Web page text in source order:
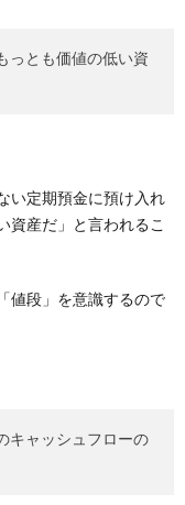
っとも価値の低い資
い定期預金に預け入れ
資産だ」と言われるこ
値段」を意識するので
キャッシュフローの